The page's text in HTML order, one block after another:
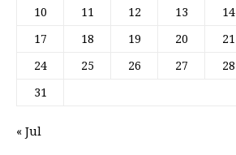
10 11 12 13 14
17 18 19 20 21
24 25 26 27 28
31
« Jul